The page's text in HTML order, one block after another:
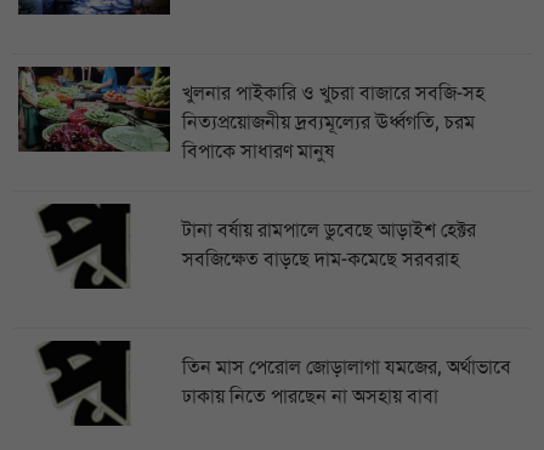
খুলনার পাইকারি ও খুচরা বাজারে সবজি-সহ
নিত্যপ্রয়োজনীয় দ্রব্যমূল্যের ঊর্ধ্বগতি, চরম
বিপাকে সাধারণ মানুষ
টানা বর্ষায় রামপালে ডুবেছে আড়াইশ হেক্টর
সবজিক্ষেত বাড়ছে দাম-কমেছে সরবরাহ
তিন মাস পেরোল জোড়ালাগা যমজের, অর্থাভাবে
ঢাকায় নিতে পারছেন না অসহায় বাবা